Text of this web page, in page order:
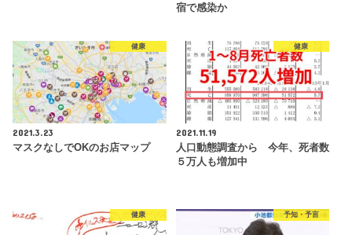
宿で感染か
健康
2021.3.23
マスクなしでOKのお店マップ
健康
2021.11.19
人口動態調査から 今年、死者数
５万人も増加中
健康 予知・予言